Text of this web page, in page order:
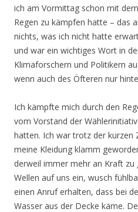
ich am Vormittag schon mit
Regen zu kämpfen hatte – das
nichts, was ich nicht hatte
und war ein wichtiges Wort in
Klimaforschern und Politikern
wenn auch des Öfteren nur
Ich kämpfte mich durch den
vom Vorstand der
hatten. Ich war trotz der kurzen
meine Kleidung klamm
derweil immer mehr an Kraft zu
Wellen auf uns ein, wusch
einen Anruf erhalten, dass bei
Wasser aus der Decke käme.